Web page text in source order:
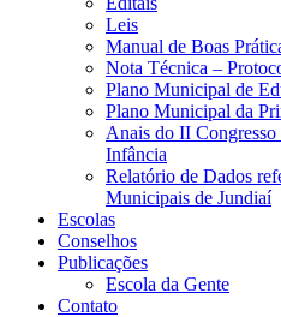
Leis
Manual de Boas
Nota Técnica –
Plano Municipal de
Plano Municipal da
Anais do II
Infância
Relatório de Dados
Municipais de Jundiaí
Escolas
Conselhos
Publicações
Escola da Gente
Contato